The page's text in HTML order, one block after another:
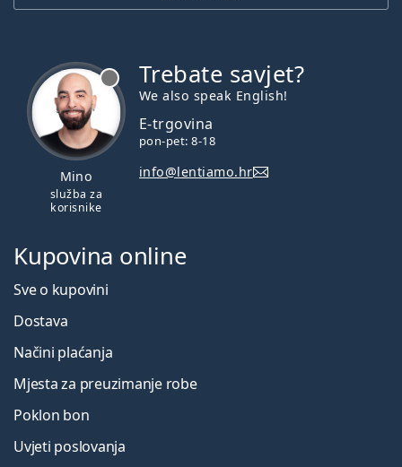
Mino
služba za
korisnike
Trebate savjet?
We also speak English!
E-trgovina
pon-pet: 8-18
info@lentiamo.hr
Kupovina online
Sve o kupovini
Dostava
Načini plaćanja
Mjesta za preuzimanje robe
Poklon bon
Uvjeti poslovanja